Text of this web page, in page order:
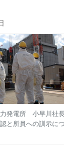
発電所 小早川社
と所員への訓示につ